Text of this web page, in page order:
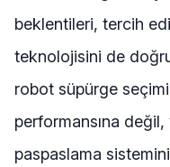
beklentileri, tercih
teknolojisini de
robot süpürge
performansına
paspaslama